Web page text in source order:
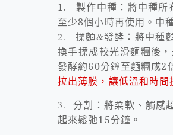
1.製作中種：將中種所
至少8個小時再使用。中
2. 揉麵&發酵：將中種
換手揉成較光滑麵糰後
發酵約60分鐘至麵糰成2
拉出薄膜，讓低溫和時間
3. 分割：將柔軟、觸感
起來鬆弛15分鐘。